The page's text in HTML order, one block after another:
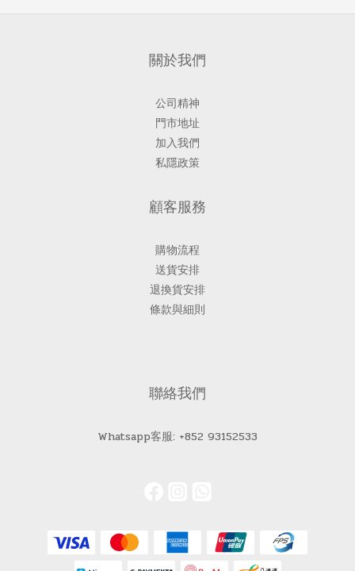
關於我們
公司精神
門市地址
加入我們
私隱政策
顧客服務
購物流程
送貨安排
退換貨安排
條款與細則
聯絡我們
Whatsapp客服: +852 93152533